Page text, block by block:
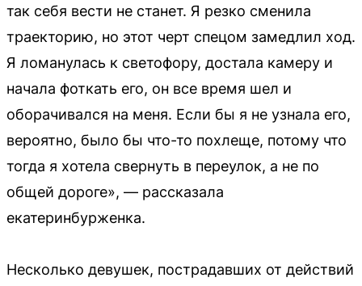
так себя вести не станет. Я резко сменила
траекторию, но этот черт спецом замедлил ход.
Я ломанулась к светофору, достала камеру и
начала фоткать его, он все время шел и
оборачивался на меня. Если бы я не узнала его,
вероятно, было бы что-то похлеще, потому что
тогда я хотела свернуть в переулок, а не по
общей дороге», — рассказала
екатеринбурженка.
Несколько девушек, пострадавших от действий